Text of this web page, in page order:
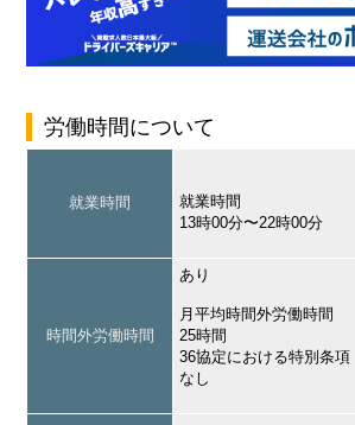
労働時間について
就業時間
就業時間
13時00分〜22時00分
時間外労働時間
あり
月平均時間外労働時間
25時間
36協定における特別条項
なし